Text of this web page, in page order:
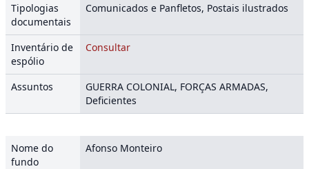
Tipologias
documentais
Comunicados e Panfletos, Postais ilustrados
Inventário de
espólio
Consultar
Assuntos
GUERRA COLONIAL, FORÇAS ARMADAS,
Deficientes
Nome do
fundo
Afonso Monteiro